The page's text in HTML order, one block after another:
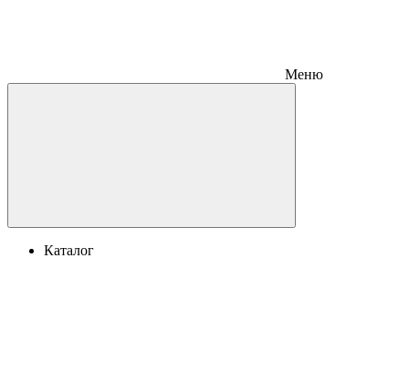
Меню
Каталог